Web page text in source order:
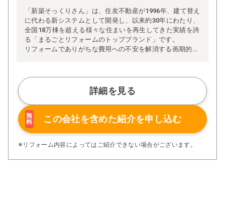
「新築そっくりさん」は、住友不動産が1996年、建て替え
に代わる新システムとして開発し、以来約30年にわたり、
全国18万棟を超える様々な住まいを再生してきた実績を誇
る「まるごとリフォームのトップブランド」です。
リフォームでありがちな費用への不安を解消する画期的な
ム」、経験豊かなセールスエンジニアによる「一貫担当
制」などが高い信頼を得ています。
また、大規模リフォームに習熟した施工管理者が現場を統
括する「専属棟梁制」、豊富な実績に裏付けられた充実の
施工マニュアルや検査体制により高い施工品質を実現。
さらに、住友不動産のリフォームならではの充実の保証、
アフターサービス体制で工事後も安心です。
ぜひ、あなたの大切なお住まいの再生を私たちにお任せく
詳細を見る
無
料
この会社を含めた紹介を申し込む
※リフォーム内容によってはご紹介できない場合がございます。